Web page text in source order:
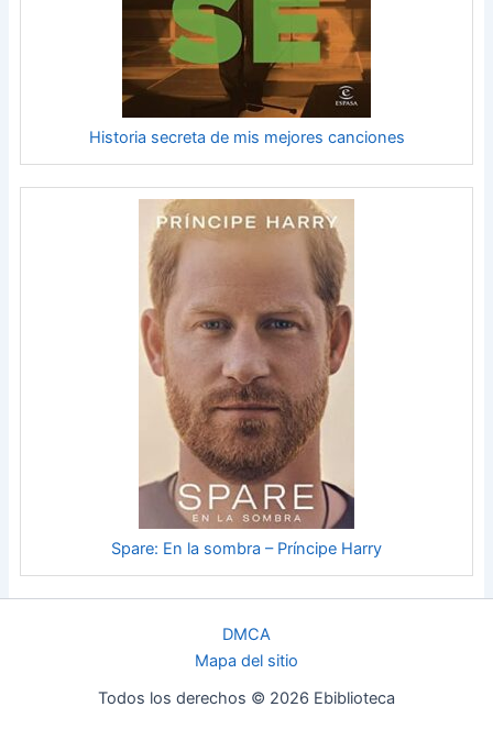
Historia secreta de mis mejores canciones
Spare: En la sombra – Príncipe Harry
DMCA
Mapa del sitio
Todos los derechos © 2026 Ebiblioteca